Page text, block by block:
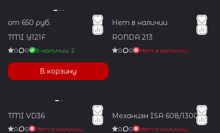
от 650 руб.
TMI Y121F
0 0 В наличии: 2
В корзину
Нет в наличии
RONDA 213
0 0 Нет в наличии
TMI VD36
0 0 Нет в наличии
Механизм ISA 608/1300
0 0 Нет в наличии